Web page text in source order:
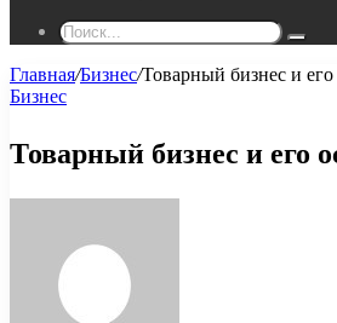
Главная/Бизнес/Товарный бизнес и его
Бизнес
Товарный бизнес и его